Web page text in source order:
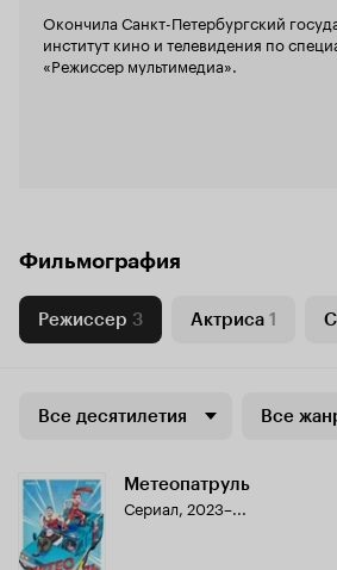
Окончила Санкт-Петербургский
институт кино и телевидения по специальности
«Режиссер мультимедиа».
Фильмография
Режиссер 3 Актриса 1
Все десятилетия Все
Метеопатруль
Сериал, 2023–...